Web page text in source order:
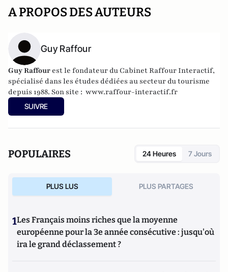
A PROPOS DES AUTEURS
Guy Raffour
Guy Raffour est le fondateur du Cabinet Raffour Interactif,
spécialisé dans les études dédiées au secteur du tourisme
depuis 1988. Son site : www.raffour-interactif.fr
SUIVRE
POPULAIRES 24 Heures 7 Jours
PLUS LUS PLUS PARTAGES
1Les Français moins riches que la moyenne
européenne pour la 3e année consécutive : jusqu'où
ira le grand déclassement ?